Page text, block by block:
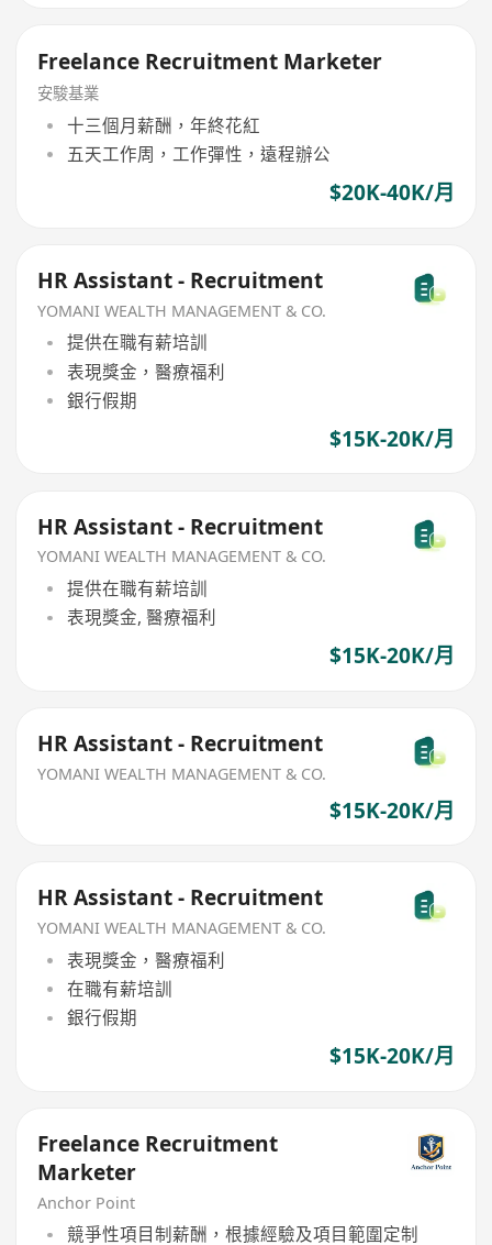
Freelance Recruitment Marketer
安駿基業
十三個月薪酬，年終花紅
五天工作周，工作彈性，遠程辦公
$20K-40K/月
HR Assistant - Recruitment
YOMANI WEALTH MANAGEMENT & CO.
提供在職有薪培訓
表現獎金，醫療福利
銀行假期
$15K-20K/月
HR Assistant - Recruitment
YOMANI WEALTH MANAGEMENT & CO.
提供在職有薪培訓
表現獎金, 醫療福利
$15K-20K/月
HR Assistant - Recruitment
YOMANI WEALTH MANAGEMENT & CO.
$15K-20K/月
HR Assistant - Recruitment
YOMANI WEALTH MANAGEMENT & CO.
表現獎金，醫療福利
在職有薪培訓
銀行假期
$15K-20K/月
Freelance Recruitment
Marketer
Anchor Point
競爭性項目制薪酬，根據經驗及項目範圍定制